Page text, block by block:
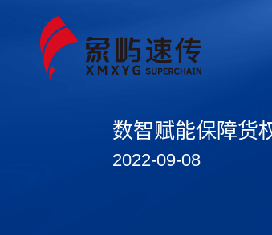
数智赋能保障货
2022-09-08